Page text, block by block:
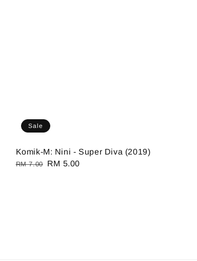
Sale
Komik-M: Nini - Super Diva (2019)
Regular
RM 7.00
Sale
RM 5.00